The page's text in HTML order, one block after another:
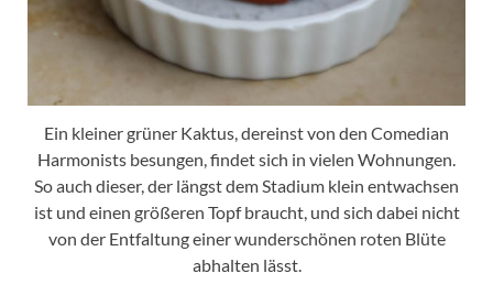
Ein kleiner grüner Kaktus, dereinst von den Comedian
Harmonists besungen, findet sich in vielen Wohnungen.
So auch dieser, der längst dem Stadium klein entwachsen
ist und einen größeren Topf braucht, und sich dabei nicht
von der Entfaltung einer wunderschönen roten Blüte
abhalten lässt.